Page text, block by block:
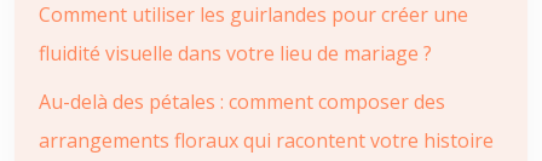
Comment utiliser les guirlandes pour créer une
fluidité visuelle dans votre lieu de mariage ?
Au-delà des pétales : comment composer des
arrangements floraux qui racontent votre histoire